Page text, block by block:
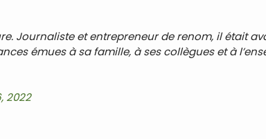
Journaliste et entrepreneur de renom, il était
émues à sa famille, à ses collègues et à
2022